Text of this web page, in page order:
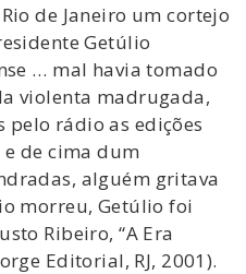
de Janeiro um cortejo
Getúlio
… mal havia tomado
violenta madrugada,
rádio as edições
de cima dum
alguém gritava
morreu, Getúlio foi
Ribeiro, “A Era
Editorial, RJ, 2001).